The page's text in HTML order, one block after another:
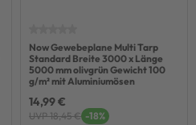
Now Gewebeplane Multi Tarp
Standard Breite 3000 x Länge
5000 mm olivgrün Gewicht 100
g/m² mit Aluminiumösen
14,99 €
UVP 18,45 € -18%